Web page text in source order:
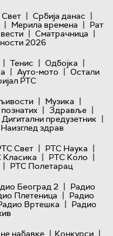
Свет | Србија данас |
| Мерила времена | Рат
| Сматрачница |
2026
| Тенис | Одбојка |
| Ауто-мото | Остали
РТС
| Музика |
| Здравље |
Дигитални предузетник |
Наизглед здрав
Свет | РТС Наука |
Класика | РТС Коло |
| РТС Полетарац
Београд 2 | Радио
Плетеница | Радио
Вртешка | Радио
набавке Конкурси